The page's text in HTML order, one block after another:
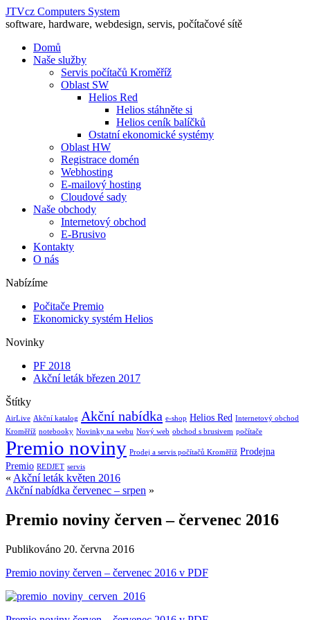
JTVcz Computers System
software, hardware, webdesign, servis, počítačové sítě
Domů
Naše služby
Servis počítačů Kroměříž
Oblast SW
Helios Red
Helios stáhněte si
Helios ceník balíčků
Ostatní ekonomické systémy
Oblast HW
Registrace domén
Webhosting
E-mailový hosting
Cloudové sady
Naše obchody
Internetový obchod
E-Brusivo
Kontakty
O nás
Nabízíme
Počitače Premio
Ekonomicky systém Helios
Novinky
PF 2018
Akční leták březen 2017
Štítky
AirLive Akční katalog Akční nabídka e-shop Helios Red Internetový obchod
Kroměříž notebooky Novinky na webu Nový web obchod s brusivem počítače
Premio noviny Prodej a servis počítačů Kroměříž Prodejna
Premio REDJET servis
« Akční leták květen 2016
Akční nabídka červenec – srpen »
Premio noviny červen – červenec 2016
Publikováno 20. června 2016
Premio noviny červen – červenec 2016 v PDF